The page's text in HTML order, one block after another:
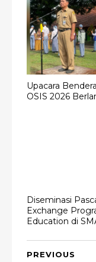
Upacara
OSIS 2026
Diseminasi
Exchange
Education di
PREVIOUS